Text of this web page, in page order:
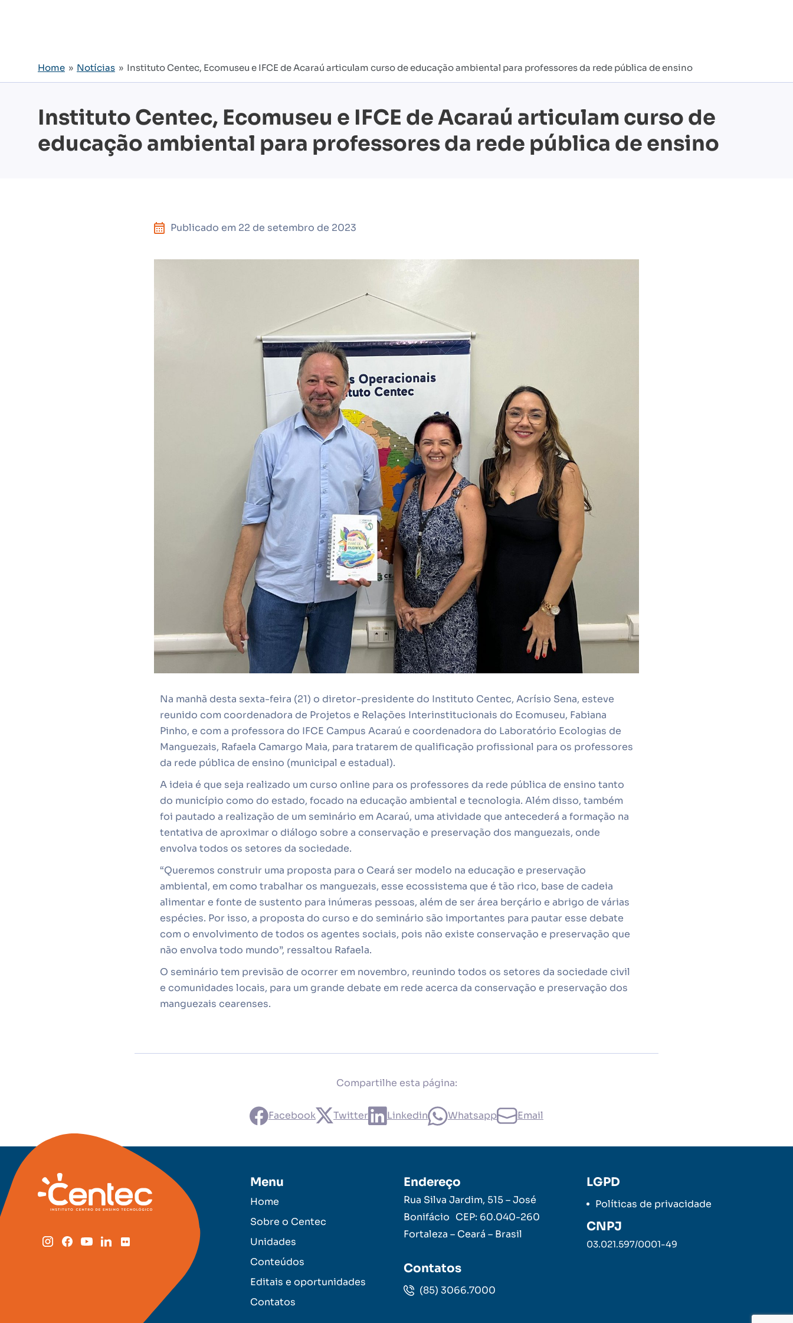
Home » Notícias » Instituto Centec, Ecomuseu e IFCE de Acaraú articulam curso de educação ambiental para professores da rede pública de ensino
Instituto Centec, Ecomuseu e IFCE de Acaraú articulam curso de
educação ambiental para professores da rede pública de ensino
Publicado em 22 de setembro de 2023
Na manhã desta sexta-feira (21) o diretor-presidente do Instituto Centec, Acrísio Sena, esteve
reunido com coordenadora de Projetos e Relações Interinstitucionais do Ecomuseu, Fabiana
Pinho, e com a professora do IFCE Campus Acaraú e coordenadora do Laboratório Ecologias de
Manguezais, Rafaela Camargo Maia, para tratarem de qualificação profissional para os professores
da rede pública de ensino (municipal e estadual).
A ideia é que seja realizado um curso online para os professores da rede pública de ensino tanto
do município como do estado, focado na educação ambiental e tecnologia. Além disso, também
foi pautado a realização de um seminário em Acaraú, uma atividade que antecederá a formação na
tentativa de aproximar o diálogo sobre a conservação e preservação dos manguezais, onde
envolva todos os setores da sociedade.
“Queremos construir uma proposta para o Ceará ser modelo na educação e preservação
ambiental, em como trabalhar os manguezais, esse ecossistema que é tão rico, base de cadeia
alimentar e fonte de sustento para inúmeras pessoas, além de ser área berçário e abrigo de várias
espécies. Por isso, a proposta do curso e do seminário são importantes para pautar esse debate
com o envolvimento de todos os agentes sociais, pois não existe conservação e preservação que
não envolva todo mundo”, ressaltou Rafaela.
O seminário tem previsão de ocorrer em novembro, reunindo todos os setores da sociedade civil
e comunidades locais, para um grande debate em rede acerca da conservação e preservação dos
manguezais cearenses.
Compartilhe esta página:
Facebook Twitter Linkedin Whatsapp Email
Menu
Home
Sobre o Centec
Unidades
Conteúdos
Editais e oportunidades
Contatos
Endereço
Rua Silva Jardim, 515 – José
Bonifácio CEP: 60.040-260
Fortaleza – Ceará – Brasil
Contatos
(85) 3066.7000
LGPD
Políticas de privacidade
CNPJ
03.021.597/0001-49